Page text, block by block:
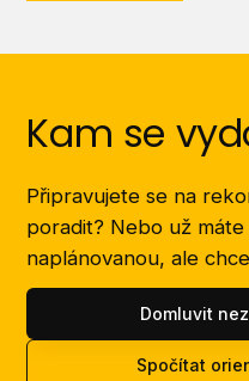
Kam se
Připravujete se na
poradit? Nebo už
naplánovanou, ale
Domluvit
Spočítat